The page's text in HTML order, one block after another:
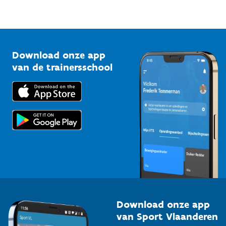
Bedrijven
Trainers en begeleiders
Topsporters
Vlaamse Trainersschool
Kennisplatform
Downloads
Voor de pers
Download onze app
van de trainersschool
Download onze app
van Sport Vlaanderen